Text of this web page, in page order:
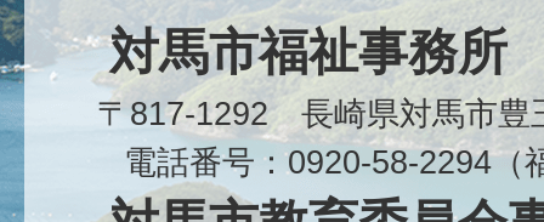
対馬市福祉事務所
〒817-1292 長崎県対馬市
電話番号：0920-58-2294（